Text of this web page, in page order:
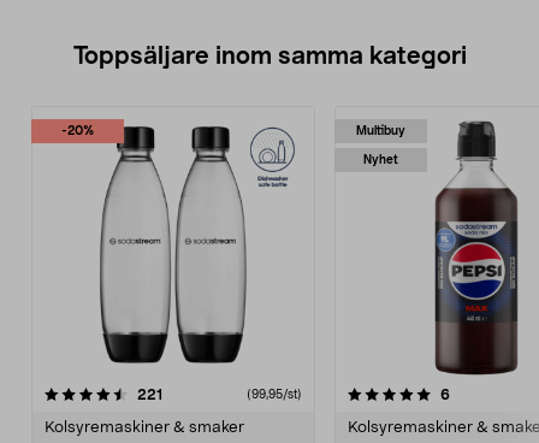
Toppsäljare inom samma kategori
-20%
221 (99,95/st)
Kolsyremaskiner & smaker
Multibuy
Nyhet
5.0 av 5 stjärnor 6recensioner
Kolsyremaskiner &
4.5 av 5 stjärnor